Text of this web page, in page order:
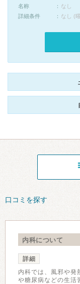
名称
なし
詳細条件
なし (
口コミを探す
内科について
詳細
内科では、風邪や発
や糖尿病などの生活